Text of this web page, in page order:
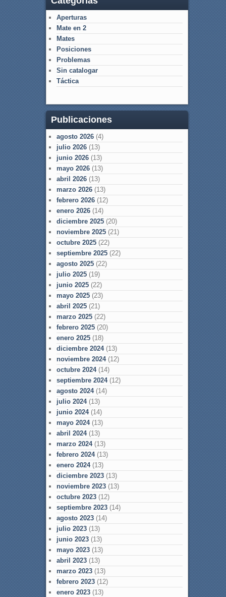
Aperturas
Mate en 2
Mates
Posiciones
Problemas
Sin catalogar
Táctica
Publicaciones
agosto 2026(4)
julio 2026(13)
junio 2026(13)
mayo 2026(13)
abril 2026(13)
marzo 2026(13)
febrero 2026(12)
enero 2026(14)
diciembre 2025(20)
noviembre 2025(21)
octubre 2025(22)
septiembre 2025(22)
agosto 2025(22)
julio 2025(19)
junio 2025(22)
mayo 2025(23)
abril 2025(21)
marzo 2025(22)
febrero 2025(20)
enero 2025(18)
diciembre 2024(13)
noviembre 2024(12)
octubre 2024(14)
septiembre 2024(12)
agosto 2024(14)
julio 2024(13)
junio 2024(14)
mayo 2024(13)
abril 2024(13)
marzo 2024(13)
febrero 2024(13)
enero 2024(13)
diciembre 2023(13)
noviembre 2023(13)
octubre 2023(12)
septiembre 2023(14)
agosto 2023(14)
julio 2023(13)
junio 2023(13)
mayo 2023(13)
abril 2023(13)
marzo 2023(13)
febrero 2023(12)
enero 2023(13)